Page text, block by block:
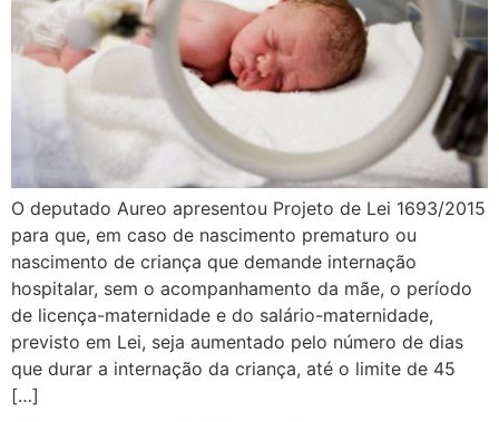
O deputado Aureo apresentou Projeto de Lei 1693/2015
para que, em caso de nascimento prematuro ou
nascimento de criança que demande internação
hospitalar, sem o acompanhamento da mãe, o período
de licença-maternidade e do salário-maternidade,
previsto em Lei, seja aumentado pelo número de dias
que durar a internação da criança, até o limite de 45
[…]